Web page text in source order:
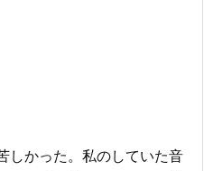
しかった。私のしていた音